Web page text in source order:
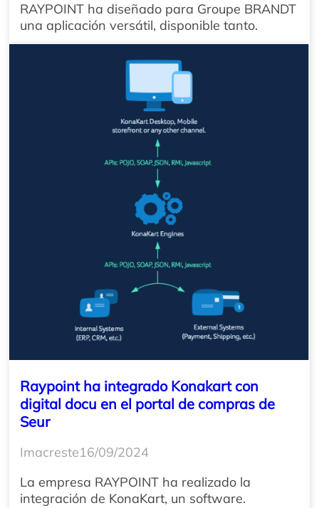
RAYPOINT ha diseñado para Groupe BRANDT
una aplicación versátil, disponible tanto.
Raypoint ha integrado Konakart con
digital docu en el portal de compras de
Seur
Imacreste16/09/2024
La empresa RAYPOINT ha realizado la
integración de KonaKart, un software.